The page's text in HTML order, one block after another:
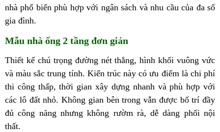
nhà phổ biến phù hợp với ngân sách và nhu cầu của đa số
gia đình.
Mẫu nhà ống 2 tầng đơn giản
Thiết kế chú trọng đường nét thẳng, hình khối vuông vức
và màu sắc trung tính. Kiến trúc này có ưu điểm là chi phí
thi công thấp, thời gian xây dựng nhanh và phù hợp với
các lô đất nhỏ. Không gian bên trong vẫn được bố trí đầy
đủ công năng nhưng không rườm rà, dễ dàng phối nội
thất.